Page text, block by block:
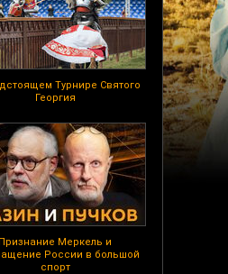
Турнире Святого
Георгия
Признание Меркель и
России в большой
спорт